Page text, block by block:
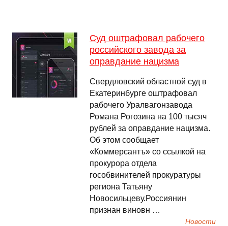
Суд оштрафовал рабочего
российского завода за
оправдание нацизма
Свердловский областной суд в
Екатеринбурге оштрафовал
рабочего Уралвагонзавода
Романа Рогозина на 100 тысяч
рублей за оправдание нацизма.
Об этом сообщает
«Коммерсантъ» со ссылкой на
прокурора отдела
гособвинителей прокуратуры
региона Татьяну
Новосильцеву.Россиянин
признан виновн …
Новости